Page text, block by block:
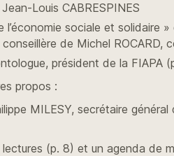
Louis CABRESPINES
sociale et solidaire »
de Michel ROCARD,
président de la FIAPA
propos :
MILESY, secrétaire général
(p. 8) et un agenda de